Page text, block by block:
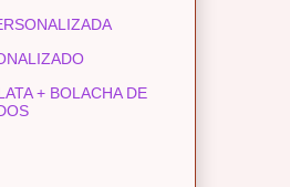
+ BOLACHA DE